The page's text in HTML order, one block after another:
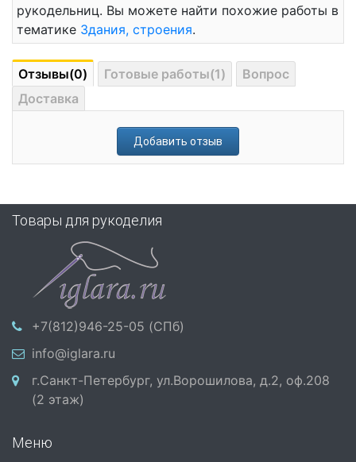
рукодельниц. Вы можете найти похожие работы в
тематике Здания, строения.
Отзывы(0) Готовые работы(1)
Вопрос
Доставка
Добавить отзыв
Товары для рукоделия
+7(812)946-25-05 (СПб)
info@iglara.ru
г.Санкт-Петербург, ул.Ворошилова, д.2, оф.208
(2 этаж)
Меню